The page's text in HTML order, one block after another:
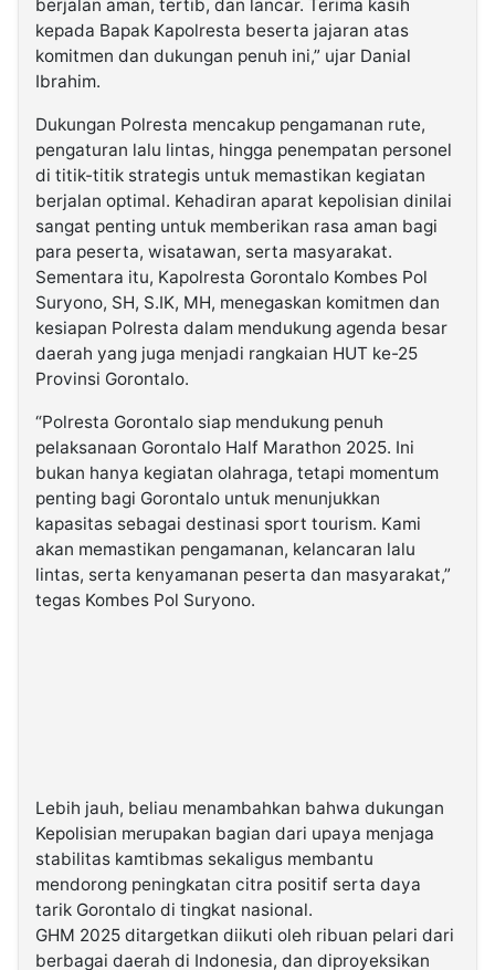
berjalan aman, tertib, dan lancar. Terima kasih
kepada Bapak Kapolresta beserta jajaran atas
komitmen dan dukungan penuh ini,” ujar Danial
Ibrahim.
Dukungan Polresta mencakup pengamanan rute,
pengaturan lalu lintas, hingga penempatan personel
di titik-titik strategis untuk memastikan kegiatan
berjalan optimal. Kehadiran aparat kepolisian dinilai
sangat penting untuk memberikan rasa aman bagi
para peserta, wisatawan, serta masyarakat.
Sementara itu, Kapolresta Gorontalo Kombes Pol
Suryono, SH, S.IK, MH, menegaskan komitmen dan
kesiapan Polresta dalam mendukung agenda besar
daerah yang juga menjadi rangkaian HUT ke-25
Provinsi Gorontalo.
“Polresta Gorontalo siap mendukung penuh
pelaksanaan Gorontalo Half Marathon 2025. Ini
bukan hanya kegiatan olahraga, tetapi momentum
penting bagi Gorontalo untuk menunjukkan
kapasitas sebagai destinasi sport tourism. Kami
akan memastikan pengamanan, kelancaran lalu
lintas, serta kenyamanan peserta dan masyarakat,”
tegas Kombes Pol Suryono.
Lebih jauh, beliau menambahkan bahwa dukungan
Kepolisian merupakan bagian dari upaya menjaga
stabilitas kamtibmas sekaligus membantu
mendorong peningkatan citra positif serta daya
tarik Gorontalo di tingkat nasional.
GHM 2025 ditargetkan diikuti oleh ribuan pelari dari
berbagai daerah di Indonesia, dan diproyeksikan